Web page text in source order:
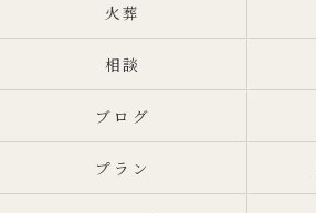
火葬
相談
ブログ
プラン